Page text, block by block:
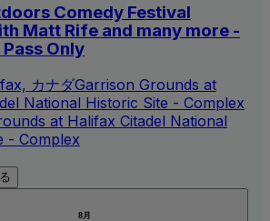
Comedy Festival
Matt Rife and many more -
Only
カナダGarrison Grounds at
National Historic Site - Complex
at Halifax Citadel National
- Complex
8月